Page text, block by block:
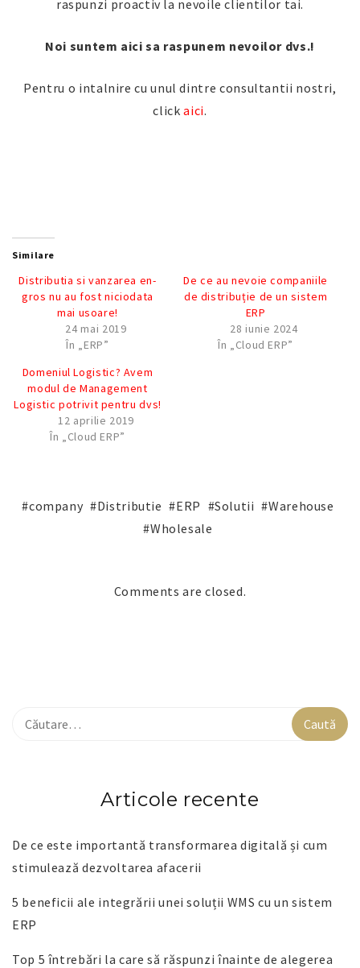
raspunzi proactiv la nevoile clientilor tai.
Noi suntem aici sa raspunem nevoilor dvs.!
Pentru o intalnire cu unul dintre consultantii nostri,
clickaici.
Similare
Distributia si vanzarea en-
gros nu au fost niciodata
mai usoare!
24 mai 2019
În „ERP”
De ce au nevoie companiile
de distribuție de un sistem
ERP
28 iunie 2024
În „Cloud ERP”
Domeniul Logistic? Avem
modul de Management
Logistic potrivit pentru dvs!
12 aprilie 2019
În „Cloud ERP”
company Distributie ERP Solutii
Warehouse
Wholesale
Comments are closed.
Articole recente
De ce este importantă transformarea digitală și cum
stimulează dezvoltarea afacerii
5 beneficii ale integrării unei soluții WMS cu un sistem
ERP
Top 5 întrebări la care să răspunzi înainte de alegerea